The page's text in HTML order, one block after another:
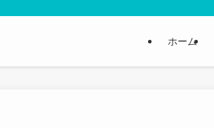
ホーム